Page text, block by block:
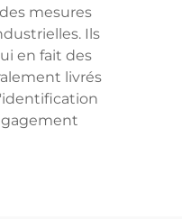
mesures
Ils
en fait des
livrés